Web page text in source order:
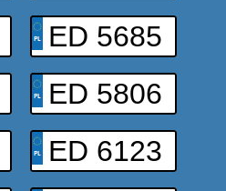
ED 5685
ED 5806
ED 6123